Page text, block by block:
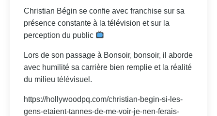
Christian Bégin se confie avec franchise sur sa
présence constante à la télévision et sur la
perception du public
Lors de son passage à Bonsoir, bonsoir, il aborde
avec humilité sa carrière bien remplie et la réalité
du milieu télévisuel.
https://hollywoodpq.com/christian-begin-si-les-
gens-etaient-tannes-de-me-voir-je-nen-ferais-